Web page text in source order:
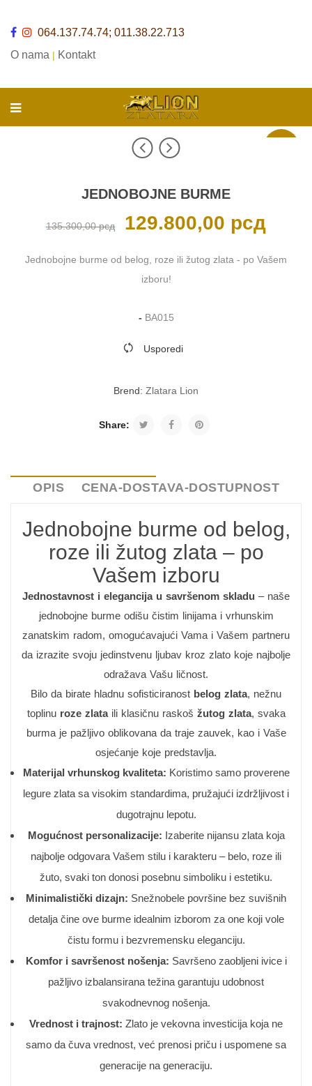
064.137.74.74; 011.38.22.713
O nama | Kontakt
JEDNOBOJNE BURME
135.300,00рсд
Originalna
cena
135.300,00 рсд.
129.800,00 рсдcena
je:
Jednobojne burme od belog, roze ili žutog zlata - po Vašem
izboru!
- BA015
Usporedi
Brend: Zlatara Lion
Share:
OPIS CENA-DOSTAVA-DOSTUPNOST
Jednobojne burme od belog,
roze ili žutog zlata – po
Vašem izboru
Jednostavnost i elegancija u savršenom skladu – naše
jednobojne burme odišu čistim linijama i vrhunskim
zanatskim radom, omogućavajući Vama i Vašem partneru
da izrazite svoju jedinstvenu ljubav kroz zlato koje najbolje
odražava Vašu ličnost.
Bilo da birate hladnu sofisticiranost belog zlata, nežnu
toplinu roze zlataili klasičnu raskoš žutog zlata, svaka
burma je pažljivo oblikovana da traje zauvek, kao i Vaše
osjećanje koje predstavlja.
Materijal vrhunskog kvaliteta: Koristimo samo proverene
legure zlata sa visokim standardima, pružajući izdržljivost i
dugotrajnu lepotu.
Mogućnost personalizacije: Izaberite nijansu zlata koja
najbolje odgovara Vašem stilu i karakteru – belo, roze ili
žuto, svaki ton donosi posebnu simboliku i estetiku.
Minimalistički dizajn: Snežnobele površine bez suvišnih
detalja čine ove burme idealnim izborom za one koji vole
čistu formu i bezvremensku eleganciju.
Komfor i savršenost nošenja: Savršeno zaobljeni ivice i
pažljivo izbalansirana težina garantuju udobnost
svakodnevnog nošenja.
Vrednost i trajnost: Zlato je vekovna investicija koja ne
samo da čuva vrednost, već prenosi priču i uspomene sa
generacije na generaciju.